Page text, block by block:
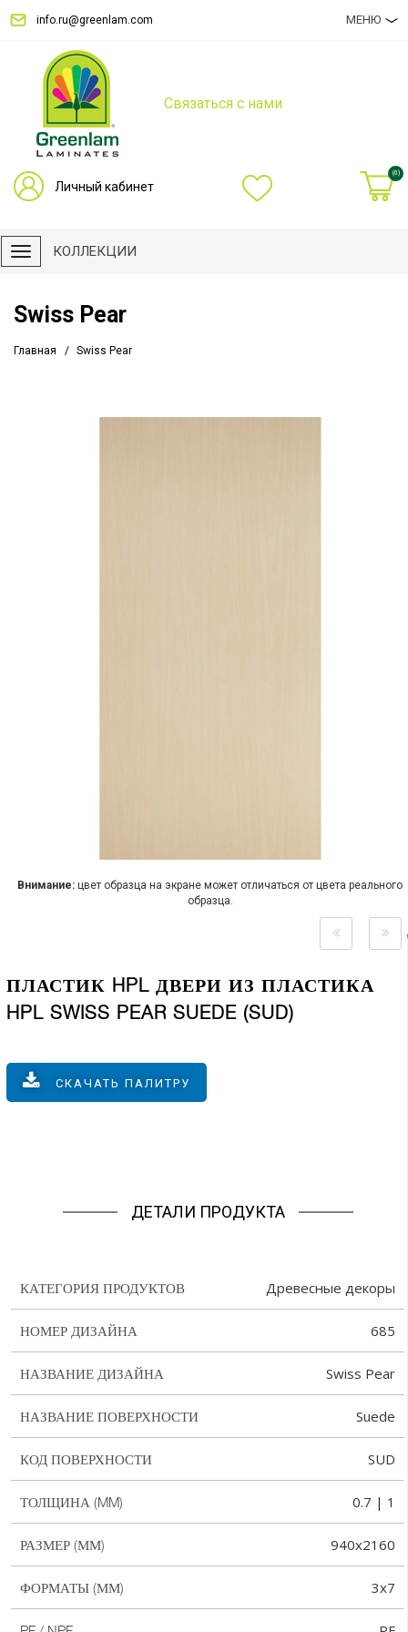
info.ru@greenlam.com МЕНЮ
Связаться с нами
Личный кабинет
(0)
КОЛЛЕКЦИИ
Swiss Pear
Главная Swiss Pear
Внимание: цвет образца на экране может отличаться от цвета реального
образца.
ПЛАСТИК HPL ДВЕРИ ИЗ ПЛАСТИКА
HPL SWISS PEAR SUEDE (SUD)
СКАЧАТЬ ПАЛИТРУ
ДЕТАЛИ ПРОДУКТА
КАТЕГОРИЯ ПРОДУКТОВ Древесные декоры
НОМЕР ДИЗАЙНА 685
НАЗВАНИЕ ДИЗАЙНА Swiss Pear
НАЗВАНИЕ ПОВЕРХНОСТИ Suede
КОД ПОВЕРХНОСТИ SUD
ТОЛЩИНА (MM) 0.7 | 1
РАЗМЕР (ММ) 940x2160
ФОРМАТЫ (ММ) 3x7